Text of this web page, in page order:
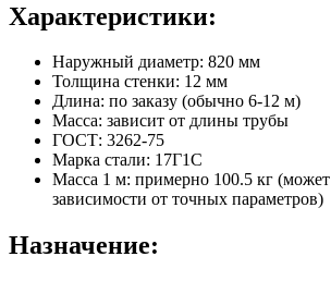
Характеристики:
Наружный диаметр: 820 мм
Толщина стенки: 12 мм
Длина: по заказу (обычно 6-12 м)
Масса: зависит от длины трубы
ГОСТ: 3262-75
Марка стали: 17Г1С
Масса 1 м: примерно 100.5 кг (может
зависимости от точных параметров)
Назначение: